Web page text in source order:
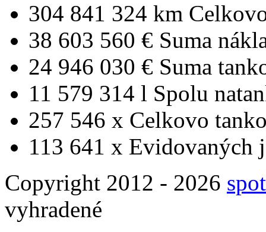
304 841 324 km
38 603 560 € Suma
24 946 030 € Suma
11 579 314 l Spolu
257 546 x Celkovo
113 641 x Evidovaných
Copyright 2012 - 2026
vyhradené